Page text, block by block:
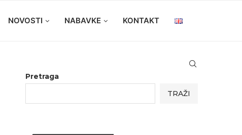
NOVOSTI NABAVKE KONTAKT
Pretraga
TRAŽI